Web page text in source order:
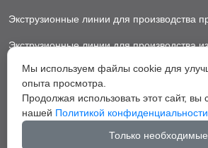
Экструзионные линии для производства
Экструзионные линии для производства
Экструзионные линии для производства
Экструзионные линии для производства
Вспомогательное оборудование
Мы используем файлы cookie для
опыта просмотра.
Продолжая использовать этот сайт, вы
нашей Политикой конфиденциальности.
Только необходимые